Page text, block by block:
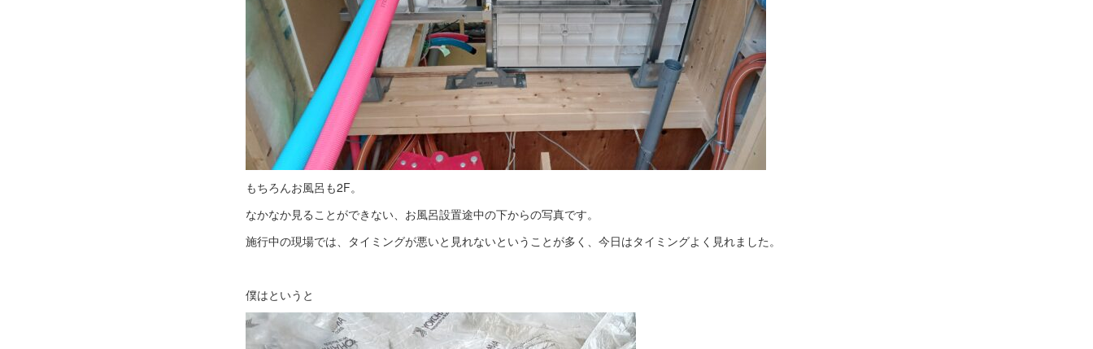
もちろんお風呂も2F。
なかなか見ることができない、お風呂設置途中の下からの写真です。
施行中の現場では、タイミングが悪いと見れないということが多く、今日はタイミングよく見れました。
僕はというと